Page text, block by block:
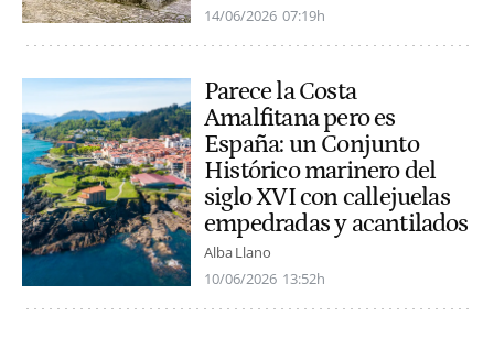
14/06/2026 07:19h
Parece la Costa
Amalfitana pero es
España: un Conjunto
Histórico marinero del
siglo XVI con callejuelas
empedradas y acantilados
Alba Llano
10/06/2026 13:52h